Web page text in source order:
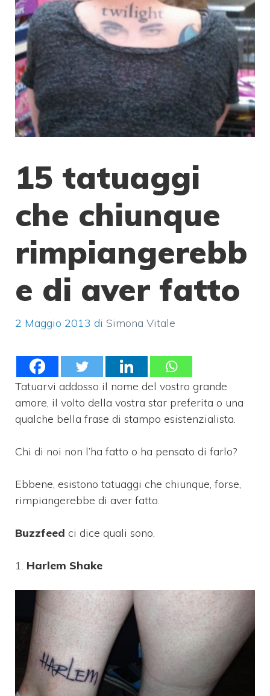
15 tatuaggi
che chiunque
rimpiangerebb
e di aver fatto
2 Maggio 2013 di Simona Vitale
Tatuarvi addosso il nome del vostro grande
amore, il volto della vostra star preferita o una
qualche bella frase di stampo esistenzialista.
Chi di noi non l’ha fatto o ha pensato di farlo?
Ebbene, esistono tatuaggi che chiunque, forse,
rimpiangerebbe di aver fatto.
Buzzfeed ci dice quali sono.
1. Harlem Shake